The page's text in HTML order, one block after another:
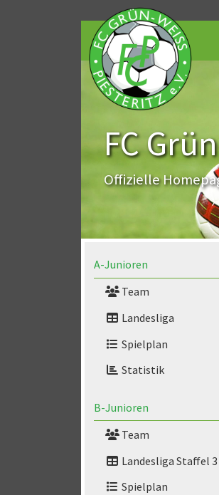
FC
Offizielle
A-Junioren
Team
Landesliga
Spielplan
Statistik
B-Junioren
Team
Landesliga Staffel 3
Spielplan